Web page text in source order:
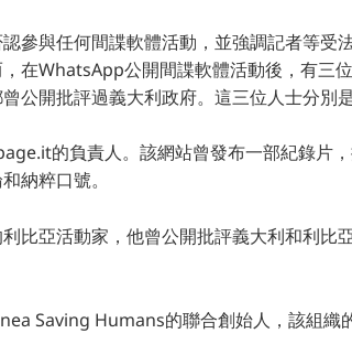
參與任何間諜軟體活動，並強調記者等受
在WhatsApp公開間諜軟體活動後，有三
公開批評過義大利政府。這三位人士分別是
的負責人。該網站曾發布一部紀錄片
納粹口號。
比亞活動家，他曾公開批評義大利和利比
Saving Humans的聯合創始人，該組織